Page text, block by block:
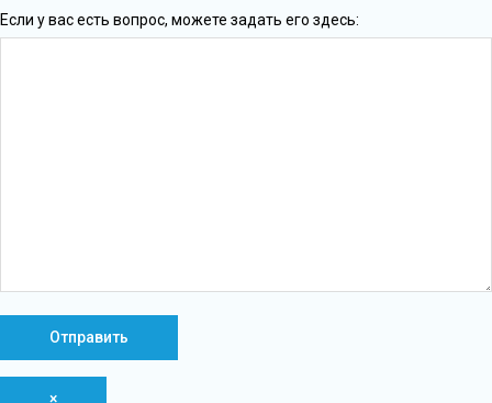
Если у вас есть вопрос, можете задать его здесь:
×